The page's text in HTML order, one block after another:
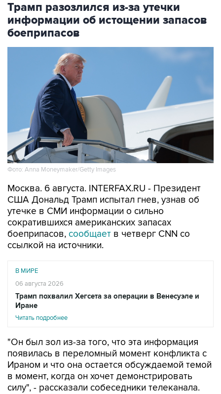
Трамп разозлился из-за утечки
информации об истощении запасов
боеприпасов
Фото: Anna Moneymaker/Getty Images
Москва. 6 августа. INTERFAX.RU - Президент
США Дональд Трамп испытал гнев, узнав об
утечке в СМИ информации о сильно
сократившихся американских запасах
боеприпасов, сообщает в четверг CNN со
ссылкой на источники.
В МИРЕ
06 августа 2026
Трамп похвалил Хегсета за операции в Венесуэле и
Иране
Читать подробнее
"Он был зол из-за того, что эта информация
появилась в переломный момент конфликта с
Ираном и что она остается обсуждаемой темой
в момент, когда он хочет демонстрировать
силу", - рассказали собеседники телеканала.